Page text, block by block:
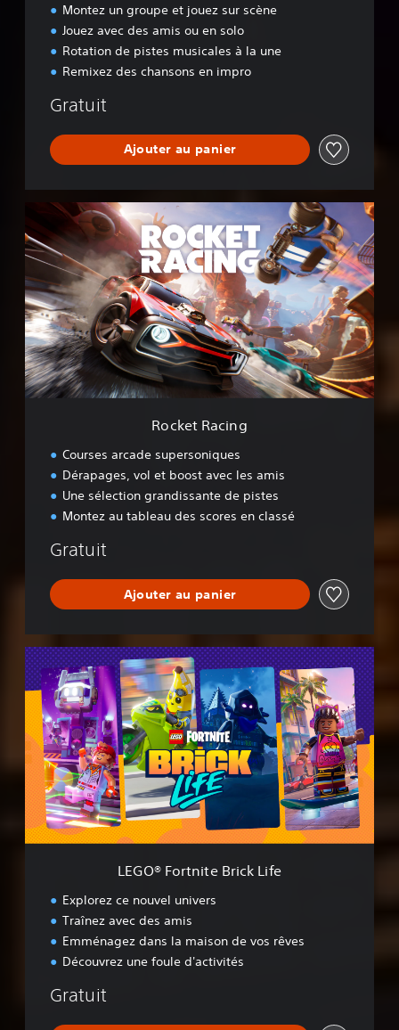
Montez un groupe et jouez sur scène
Jouez avec des amis ou en solo
Rotation de pistes musicales à la une
Remixez des chansons en impro
Gratuit
Ajouter au panier
c
k
e
t
R
a
c
i
n
g
Rocket Racing
Courses arcade supersoniques
Dérapages, vol et boost avec les amis
Une sélection grandissante de pistes
Montez au tableau des scores en classé
Gratuit
Ajouter au panier
L
E
G
F
o
r
n
i
t
LEGO® Fortnite Brick Life
Explorez ce nouvel univers
Traînez avec des amis
Emménagez dans la maison de vos rêves
Découvrez une foule d'activités
Gratuit